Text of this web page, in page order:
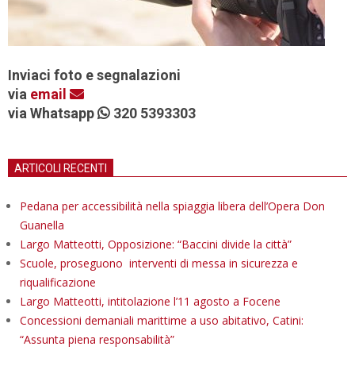
Inviaci foto e segnalazioni
via email
via Whatsapp
320 5393303
ARTICOLI RECENTI
Pedana per accessibilità nella spiaggia libera dell’Opera Don
Guanella
Largo Matteotti, Opposizione: “Baccini divide la città”
Scuole, proseguono interventi di messa in sicurezza e
riqualificazione
Largo Matteotti, intitolazione l’11 agosto a Focene
Concessioni demaniali marittime a uso abitativo, Catini:
“Assunta piena responsabilità”